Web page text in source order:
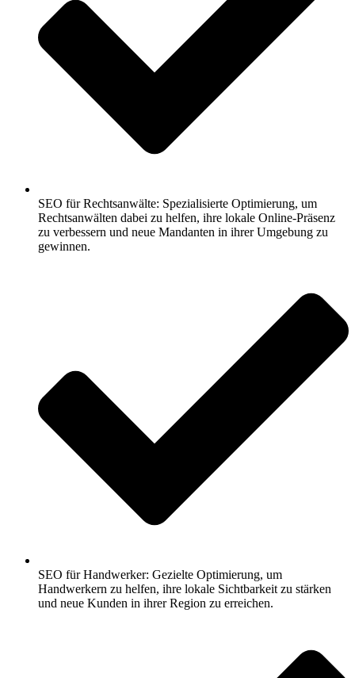
SEO für Rechtsanwälte: Spezialisierte Optimierung, um
Rechtsanwälten dabei zu helfen, ihre lokale Online-Präsenz
zu verbessern und neue Mandanten in ihrer Umgebung zu
gewinnen.
SEO für Handwerker: Gezielte Optimierung, um
Handwerkern zu helfen, ihre lokale Sichtbarkeit zu stärken
und neue Kunden in ihrer Region zu erreichen.